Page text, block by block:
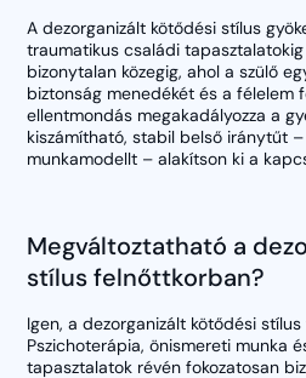
A dezorganizált kötődési stílus
traumatikus családi
bizonytalan közegig, ahol a szülő
biztonság menedékét és a félelem
ellentmondás megakadályozza a
kiszámítható, stabil belső iránytűt
munkamodellt – alakítson ki a
Megváltoztatható a
stílus felnőttkorban?
Igen, a dezorganizált kötődési
Pszichoterápia, önismereti munka
tapasztalatok révén fokozatosan